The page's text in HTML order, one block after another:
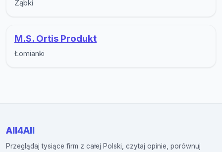
Ząbki
M.S. Ortis Produkt
Łomianki
All4All
Przeglądaj tysiące firm z całej Polski, czytaj opinie, porównuj